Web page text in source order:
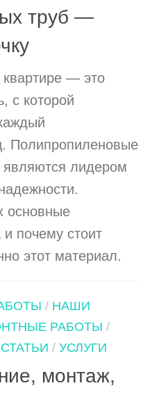
труб —
— это
с которой
Полипропиленовые
являются лидером
основные
почему стоит
этот материал.
/ НАШИ
РАБОТЫ /
СТАТЬИ / УСЛУГИ
монтаж,